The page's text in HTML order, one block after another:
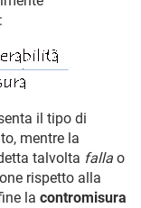
il tipo di
mentre la
talvolta falla o
rispetto alla
la contromisura